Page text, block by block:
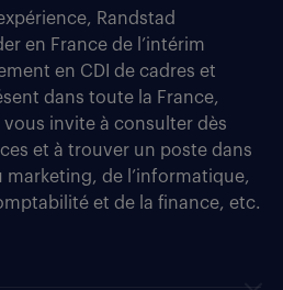
Randstad
en France de l’intérim
en CDI de cadres et
dans toute la France,
invite à consulter dès
et à trouver un poste dans
marketing, de l’informatique,
et de la finance, etc.